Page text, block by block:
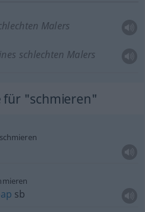
Malers
schlechten Malers
für "schmieren"
schmieren
sb